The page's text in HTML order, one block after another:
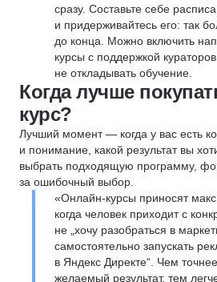
сразу. Составьте себе
и придерживайтесь его: так
до конца. Можно включить
курсы с поддержкой
не откладывать обучение.
Когда лучше
курс?
Лучший момент — когда у вас есть
и понимание, какой результат вы
выбрать подходящую программу,
за ошибочный выбор.
«Онлайн-курсы приносят
когда человек приходит с
не „хочу разобраться в
самостоятельно запускать
в Яндекс Директе“. Чем
желаемый результат, тем